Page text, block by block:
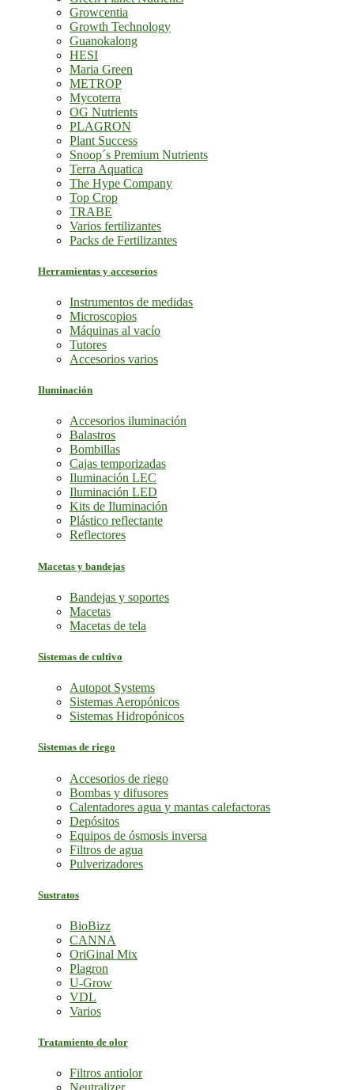
Growcentia
Growth Technology
Guanokalong
HESI
Maria Green
METROP
Mycoterra
OG Nutrients
PLAGRON
Plant Success
Snoop´s Premium Nutrients
Terra Aquatica
The Hype Company
Top Crop
TRABE
Varios fertilizantes
Packs de Fertilizantes
Herramientas y accesorios
Instrumentos de medidas
Microscopios
Máquinas al vacío
Tutores
Accesorios varios
Iluminación
Accesorios iluminación
Balastros
Bombillas
Cajas temporizadas
Iluminación LEC
Iluminación LED
Kits de Iluminación
Plástico reflectante
Reflectores
Macetas y bandejas
Bandejas y soportes
Macetas
Macetas de tela
Sistemas de cultivo
Autopot Systems
Sistemas Aeropónicos
Sistemas Hidropónicos
Sistemas de riego
Accesorios de riego
Bombas y difusores
Calentadores agua y mantas calefactoras
Depósitos
Equipos de ósmosis inversa
Filtros de agua
Pulverizadores
Sustratos
BioBizz
CANNA
OriGinal Mix
Plagron
U-Grow
VDL
Varios
Tratamiento de olor
Filtros antiolor